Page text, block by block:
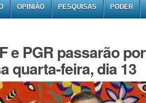
OPINIÃO PESQUISAS PODER
e PGR passarão por
quarta-feira, dia 13